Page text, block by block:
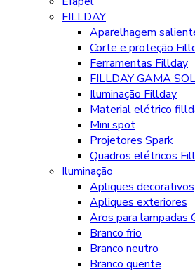
FILLDAY
Aparelhagem
Corte e proteção
Ferramentas Fillday
FILLDAY GAMA
Iluminação Fillday
Material elétrico
Mini spot
Projetores Spark
Quadros elétricos
Iluminação
Apliques decorativos
Apliques exteriores
Aros para lampadas
Branco frio
Branco neutro
Branco quente